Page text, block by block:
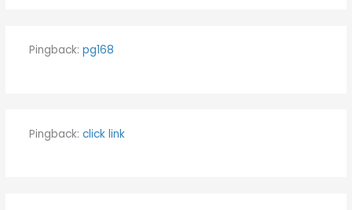
Pingback: pg168
Pingback: click link